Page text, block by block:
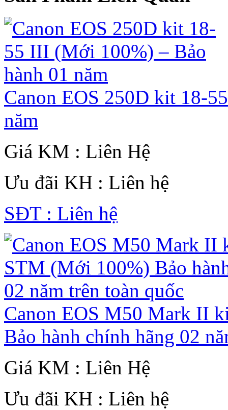
Canon EOS 250D kit 18-
năm
Giá KM : Liên Hệ
Ưu đãi KH : Liên hệ
SĐT : Liên hệ
Canon EOS M50 Mark II
Bảo hành chính hãng 02
Giá KM : Liên Hệ
Ưu đãi KH : Liên hệ